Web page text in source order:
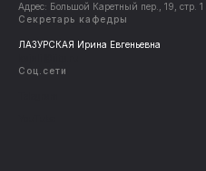
Адрес: Большой Каретный пер., 19, стр.
Cекретарь кафедры
ЛАЗУРСКАЯ Ирина Евгеньевна
Соц.сети